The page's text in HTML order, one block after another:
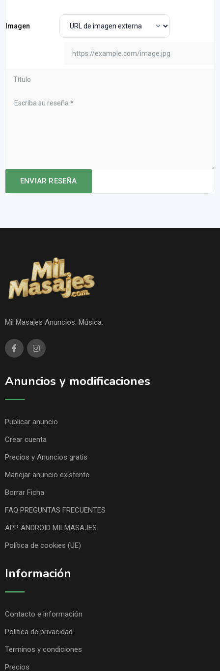
Imagen
Mil Masajes Anuncios. Música.
Anuncios y modificaciones
Publicar anuncio
Crear cuenta
Precios y Anuncios gratis
Manejar anuncio existente
Borrar Ficha
FAQ PREGUNTAS FRECUENTES
APP ANDROID MILMASAJES
Política de cookies (UE)
Información
Contacto e información
Política de privacidad
Terminos y condiciones
Precios